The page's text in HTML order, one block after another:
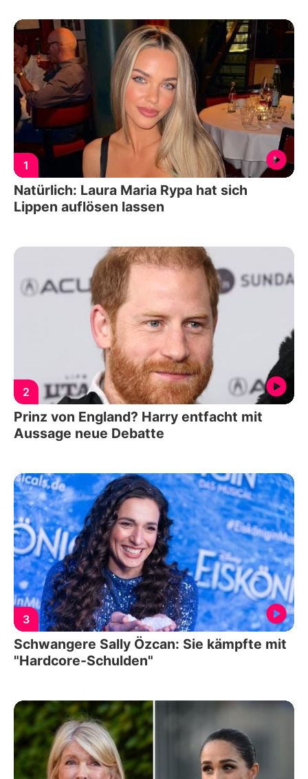
1
Natürlich: Laura Maria Rypa hat sich
Lippen auflösen lassen
2
Prinz von England? Harry entfacht mit
Aussage neue Debatte
3
Schwangere Sally Özcan: Sie kämpfte mit
"Hardcore-Schulden"